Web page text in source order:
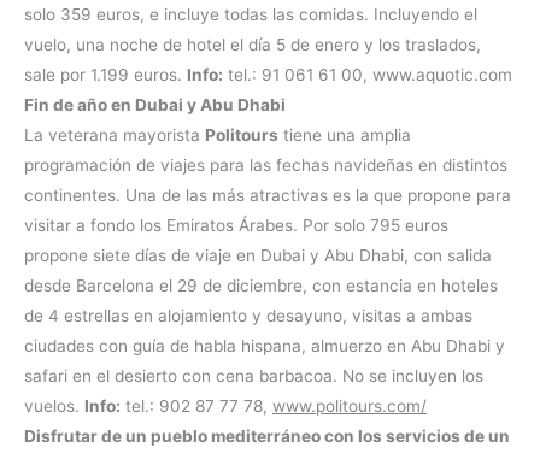
solo 359 euros, e incluye todas las comidas. Incluyendo el
vuelo, una noche de hotel el día 5 de enero y los traslados,
sale por 1.199 euros. Info: tel.: 91 061 61 00, www.aquotic.com
Fin de año en Dubai y Abu Dhabi
La veterana mayorista Politours tiene una amplia
programación de viajes para las fechas navideñas en distintos
continentes. Una de las más atractivas es la que propone para
visitar a fondo los Emiratos Árabes. Por solo 795 euros
propone siete días de viaje en Dubai y Abu Dhabi, con salida
desde Barcelona el 29 de diciembre, con estancia en hoteles
de 4 estrellas en alojamiento y desayuno, visitas a ambas
ciudades con guía de habla hispana, almuerzo en Abu Dhabi y
safari en el desierto con cena barbacoa. No se incluyen los
vuelos. Info: tel.: 902 87 77 78, www.politours.com/
Disfrutar de un pueblo mediterráneo con los servicios de un